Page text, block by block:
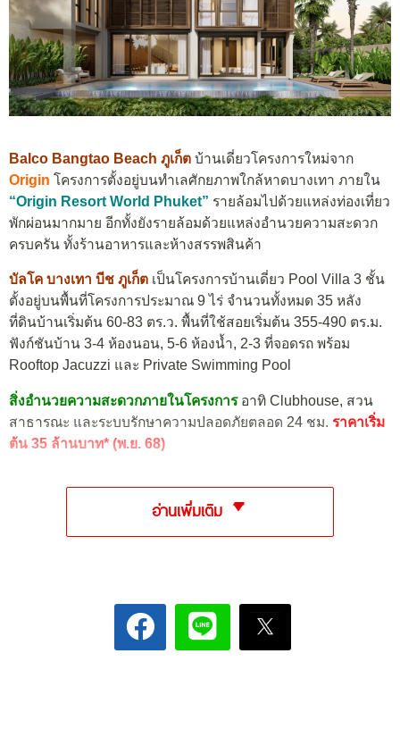
Balco Bangtao Beach ภูเก็ต บ้านเดี่ยวโครงการใหม่จาก
Origin โครงการตั้งอยู่บนทำเลศักยภาพใกล้หาดบางเทา ภายใน
“Origin Resort World Phuket” รายล้อมไปด้วยแหล่งท่องเที่ยว
พักผ่อนมากมาย อีกทั้งยังรายล้อมด้วยแหล่งอำนวยความสะดวก
ครบครัน ทั้งร้านอาหารและห้างสรรพสินค้า
บัลโค บางเทา บีช ภูเก็ต เป็นโครงการบ้านเดี่ยว Pool Villa 3 ชั้น
ตั้งอยู่บนพื้นที่โครงการประมาณ 9 ไร่ จำนวนทั้งหมด 35 หลัง
ที่ดินบ้านเริ่มต้น 60-83 ตร.ว. พื้นที่ใช้สอยเริ่มต้น 355-490 ตร.ม.
ฟังก์ชันบ้าน 3-4 ห้องนอน, 5-6 ห้องน้ำ, 2-3 ที่จอดรถ พร้อม
Rooftop Jacuzzi และ Private Swimming Pool
สิ่งอำนวยความสะดวกภายในโครงการอาทิ Clubhouse, สวน
สาธารณะ และระบบรักษาความปลอดภัยตลอด 24 ชม. ราคาเริ่ม
ต้น 35 ล้านบาท* (พ.ย. 68)
อ่านเพิ่มเติม